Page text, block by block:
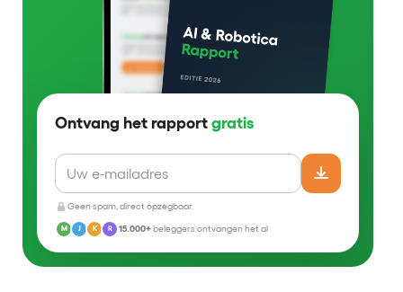
Ontvang het rapport gratis
Geen spam, direct opzegbaar.
M J K R 15.000+beleggers ontvangen het al